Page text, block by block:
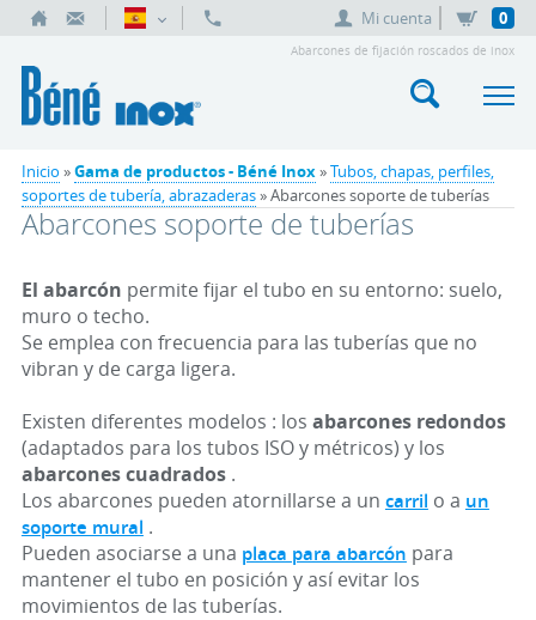
Mi cuenta 0
Abarcones de fijación roscados de inox
Inicio »Gama de productos - Béné Inox»Tubos, chapas, perfiles,
soportes de tubería, abrazaderas» Abarcones soporte de tuberías
Abarcones soporte de tuberías
El abarcón permite fijar el tubo en su entorno: suelo,
muro o techo.
Se emplea con frecuencia para las tuberías que no
vibran y de carga ligera.
Existen diferentes modelos : los abarcones redondos
(adaptados para los tubos ISO y métricos) y los
abarcones cuadrados.
Los abarcones pueden atornillarse a un carril o a un
soporte mural .
Pueden asociarse a una placa para abarcón para
mantener el tubo en posición y así evitar los
movimientos de las tuberías.